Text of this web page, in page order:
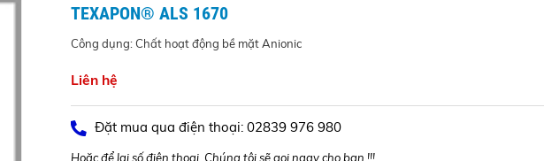
TEXAPON® ALS 1670
Công dụng: Chất hoạt động bề mặt Anionic
Liên hệ
Đặt mua qua điện thoại: 02839 976 980
Hoặc để lại số điện thoại, Chúng tôi sẽ gọi ngay cho bạn !!!